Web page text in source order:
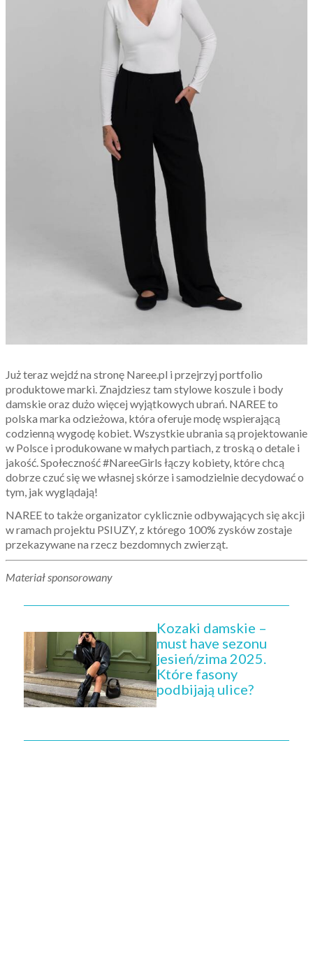
Już teraz wejdź na stronę Naree.pl i przejrzyj portfolio
produktowe marki. Znajdziesz tam stylowe koszule i body
damskie oraz dużo więcej wyjątkowych ubrań. NAREE to
polska marka odzieżowa, która oferuje modę wspierającą
codzienną wygodę kobiet. Wszystkie ubrania są projektowanie
w Polsce i produkowane w małych partiach, z troską o detale i
jakość. Społeczność #NareeGirls łączy kobiety, które chcą
dobrze czuć się we własnej skórze i samodzielnie decydować o
tym, jak wyglądają!
NAREE to także organizator cyklicznie odbywających się akcji
w ramach projektu PSIUZY, z którego 100% zysków zostaje
przekazywane na rzecz bezdomnych zwierząt.
Materiał sponsorowany
Kozaki damskie –
must have sezonu
jesień/zima 2025.
Które fasony
podbijają ulice?